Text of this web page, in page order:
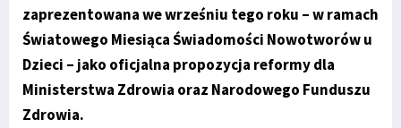
zaprezentowana we wrześniu tego roku – w ramach
Światowego Miesiąca Świadomości Nowotworów u
Dzieci – jako oficjalna propozycja reformy dla
Ministerstwa Zdrowia oraz Narodowego Funduszu
Zdrowia.